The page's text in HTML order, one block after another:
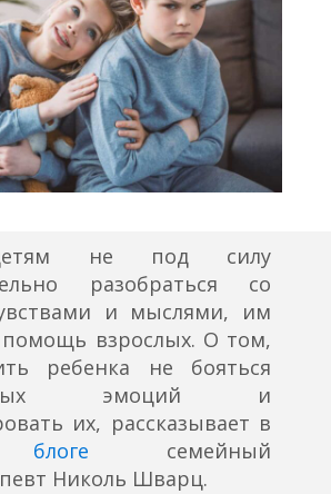
не под силу
разобраться со
и мыслями, им
помощь взрослых. О том,
ребенка не бояться
эмоций и
их, рассказывает в
блоге семейный
Николь Шварц.